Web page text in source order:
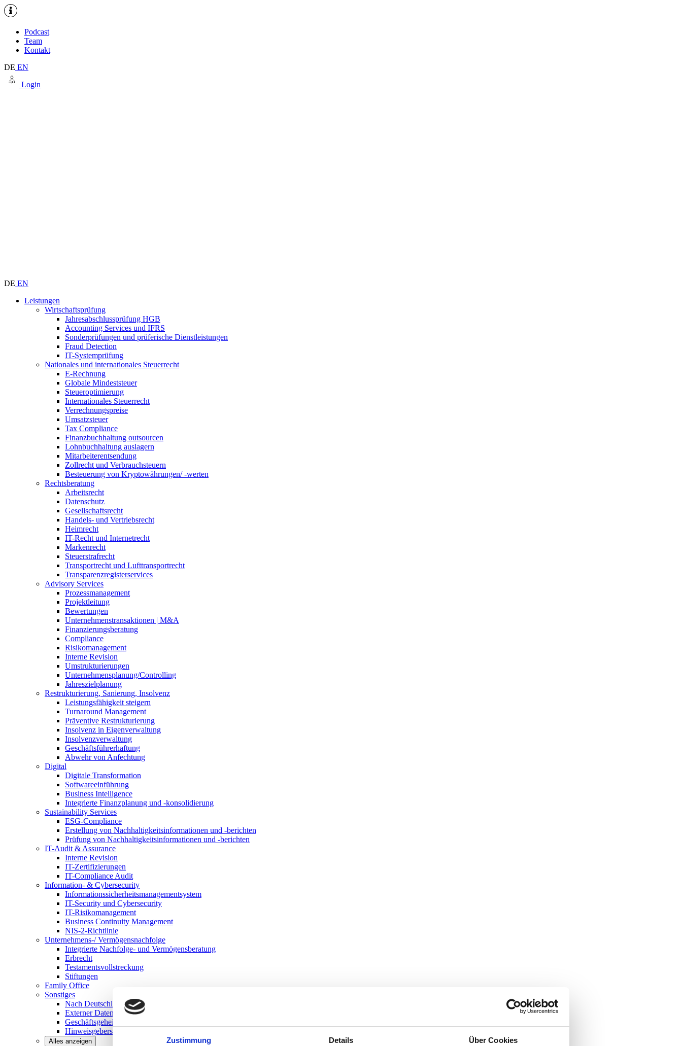
Zustimmung Details Über Cookies
Podcast
Team
Kontakt
DE EN
Login
DE EN
Leistungen
Wirtschaftsprüfung
Jahresabschlussprüfung HGB
Accounting Services und IFRS
Sonderprüfungen und prüferische Dienstleistungen
Fraud Detection
IT-Systemprüfung
Nationales und internationales Steuerrecht
E-Rechnung
Globale Mindeststeuer
Steueroptimierung
Internationales Steuerrecht
Verrechnungspreise
Umsatzsteuer
Tax Compliance
Finanzbuchhaltung outsourcen
Lohnbuchhaltung auslagern
Mitarbeiterentsendung
Zollrecht und Verbrauchsteuern
Besteuerung von Kryptowährungen/ -werten
Rechtsberatung
Arbeitsrecht
Datenschutz
Gesellschaftsrecht
Handels- und Vertriebsrecht
Heimrecht
IT-Recht und Internetrecht
Markenrecht
Steuerstrafrecht
Transportrecht und Lufttransportrecht
Transparenzregisterservices
Advisory Services
Prozessmanagement
Projektleitung
Bewertungen
Unternehmenstransaktionen | M&A
Finanzierungsberatung
Compliance
Risikomanagement
Interne Revision
Umstrukturierungen
Unternehmensplanung/Controlling
Jahreszielplanung
Restrukturierung, Sanierung, Insolvenz
Leistungsfähigkeit steigern
Turnaround Management
Präventive Restrukturierung
Insolvenz in Eigenverwaltung
Insolvenzverwaltung
Geschäftsführerhaftung
Abwehr von Anfechtung
Digital
Digitale Transformation
Softwareeinführung
Business Intelligence
Integrierte Finanzplanung und -konsolidierung
Sustainability Services
ESG-Compliance
Erstellung von Nachhaltigkeitsinformationen und -berichten
Prüfung von Nachhaltigkeitsinformationen und -berichten
IT-Audit & Assurance
Interne Revision
IT-Zertifizierungen
IT-Compliance Audit
Information- & Cybersecurity
Informationssicherheitsmanagementsystem
IT-Security und Cybersecurity
IT-Risikomanagement
Business Continuity Management
NIS-2-Richtlinie
Unternehmens-/Vermögensnachfolge
Integrierte Nachfolge- und Vermögensberatung
Erbrecht
Testamentsvollstreckung
Stiftungen
Family Office
Sonstiges
Nach Deutschland expandieren
Externer Datenschutzbeauftragter
Geschäftsgeheimnisgesetz
Hinweisgeberschutz in Unternehmen
Alles anzeigen